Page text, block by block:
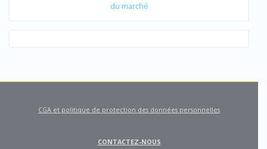
du marché
CGA et politique de protection des données personnelles
CONTACTEZ-NOUS